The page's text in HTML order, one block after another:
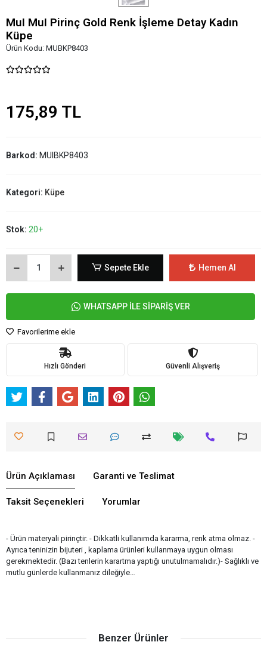
MuI MuI Pirinç Gold Renk İşleme Detay Kadın
Küpe
Ürün Kodu: MUBKP8403
175,89 TL
Barkod: MUIBKP8403
Kategori: Küpe
Stok: 20+
Sepete Ekle Hemen Al
WHATSAPP İLE SİPARİŞ VER
Favorilerime ekle
Hızlı Gönderi Güvenli Alışveriş
Ürün Açıklaması Garanti ve Teslimat
Taksit Seçenekleri Yorumlar
- Ürün materyali pirinçtir. - Dikkatli kullanımda kararma, renk atma olmaz. -
Ayrıca teninizin bijuteri , kaplama ürünleri kullanmaya uygun olması
gerekmektedir. (Bazı tenlerin karartma yaptığı unutulmamalıdır.)- Sağlıklı ve
mutlu günlerde kullanmanız dileğiyle…
Benzer Ürünler